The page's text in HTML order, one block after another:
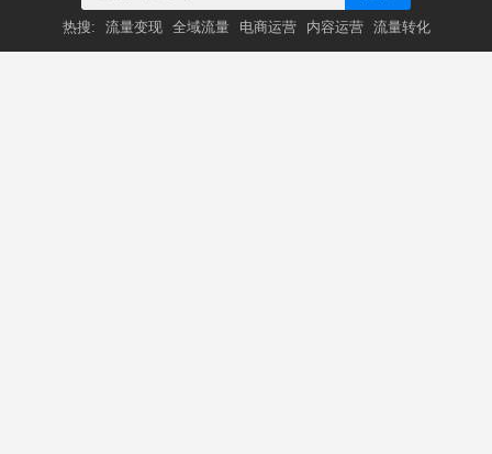
热搜: 流量变现 全域流量 电商运营 内容运营 流量转化